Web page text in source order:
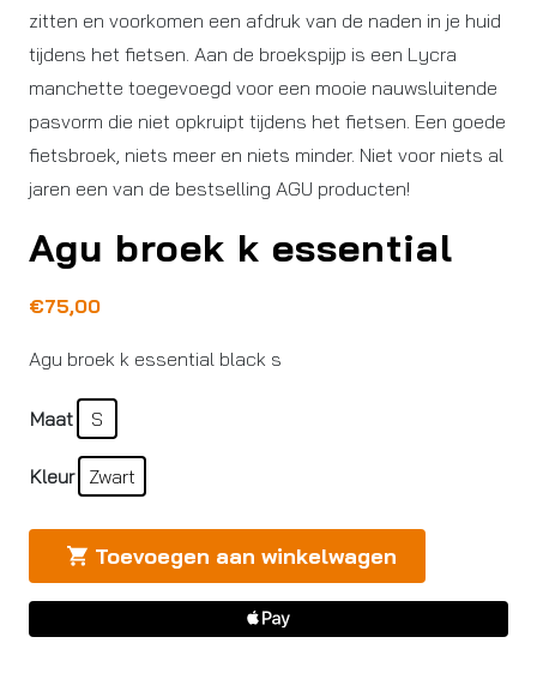
zitten en voorkomen een afdruk van de naden in je huid
tijdens het fietsen. Aan de broekspijp is een Lycra
manchette toegevoegd voor een mooie nauwsluitende
pasvorm die niet opkruipt tijdens het fietsen. Een goede
fietsbroek, niets meer en niets minder. Niet voor niets al
jaren een van de bestselling AGU producten!
Agu broek k essential
€75,00
Agu broek k essential black s
Maat S
Kleur Zwart
Toevoegen aan winkelwagen